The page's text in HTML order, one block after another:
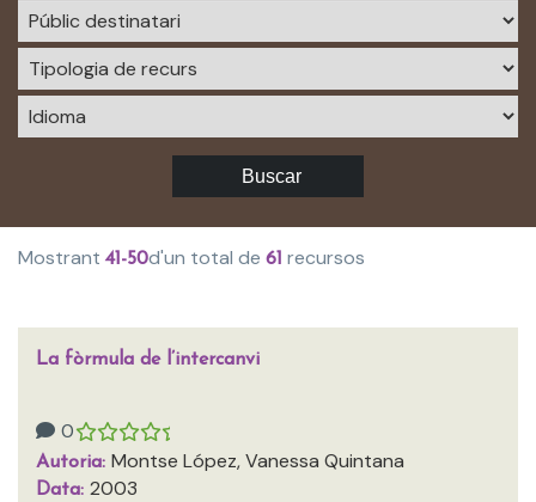
Buscar
Mostrant 41-50d'un total de 61 recursos
La fòrmula de l’intercanvi
0
Autoria: Montse López, Vanessa Quintana
Data: 2003